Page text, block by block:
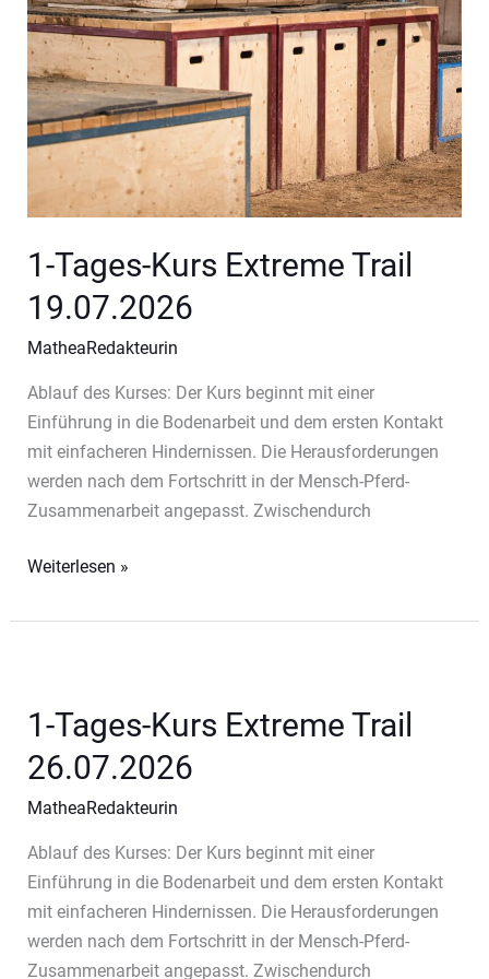
1-Tages-Kurs Extreme Trail
19.07.2026
MatheaRedakteurin
Ablauf des Kurses: Der Kurs beginnt mit einer
Einführung in die Bodenarbeit und dem ersten Kontakt
mit einfacheren Hindernissen. Die Herausforderungen
werden nach dem Fortschritt in der Mensch-Pferd-
Zusammenarbeit angepasst. Zwischendurch
1-
Kurs
19.07.2026
Weiterlesen »
1-Tages-Kurs Extreme Trail
26.07.2026
MatheaRedakteurin
Ablauf des Kurses: Der Kurs beginnt mit einer
Einführung in die Bodenarbeit und dem ersten Kontakt
mit einfacheren Hindernissen. Die Herausforderungen
werden nach dem Fortschritt in der Mensch-Pferd-
Zusammenarbeit angepasst. Zwischendurch